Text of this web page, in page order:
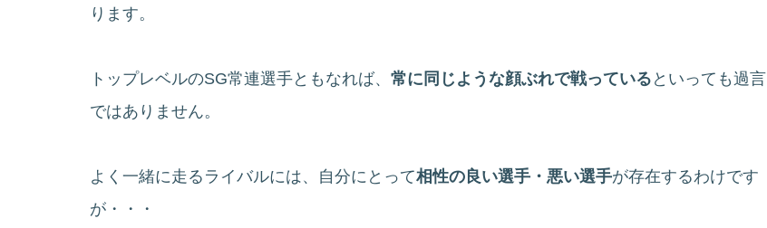
ります。
トップレベルのSG常連選手ともなれば、 常に同じような顔ぶれで戦っている といっても過言
ではありません。
よく一緒に走るライバルには、自分にとって相性の良い選手・悪い選手が存在するわけです
が・・・